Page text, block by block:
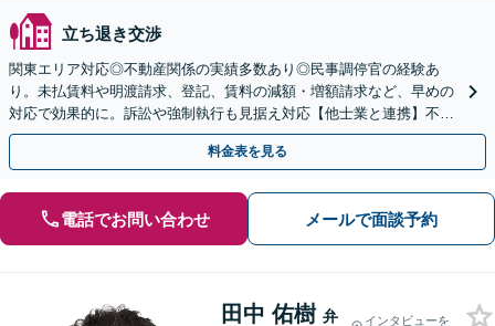
立ち退き交渉
関東エリア対応◎不動産関係の実績多数あり◎民事調停官の経験あ
り。未払賃料や明渡請求、登記、賃料の減額・増額請求など、早めの
対応で効果的に。訴訟や強制執行も見据え対応【他士業と連携】不動
産登記・税関係も対応！十数年前の仮登記抹消請求の実績も◎
料金表を見る
電話でお問い合わせ メールで面談予約
田中 佑樹 弁
インタビューを